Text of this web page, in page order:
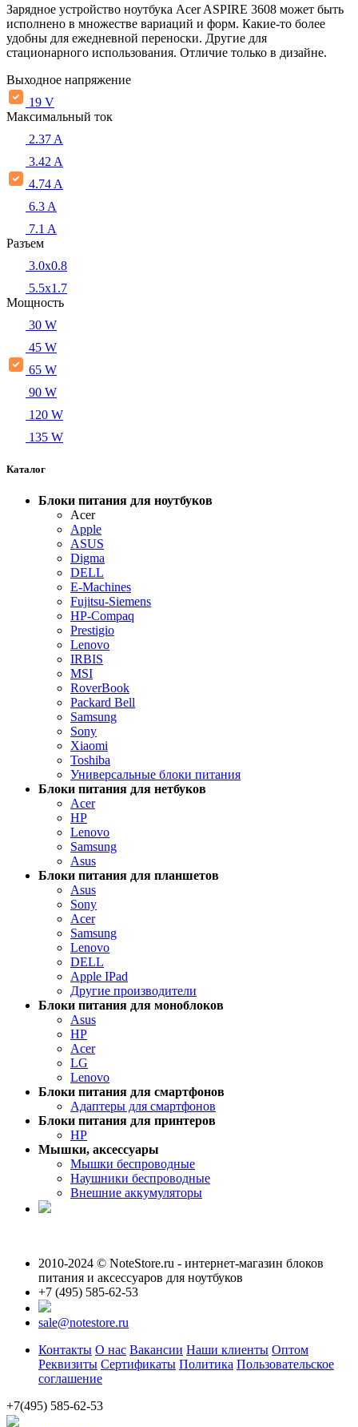
Зарядное устройство ноутбука Acer ASPIRE 3608 может быть
исполнено в множестве вариаций и форм. Какие-то более
удобны для ежедневной переноски. Другие для
стационарного использования. Отличие только в дизайне.
Выходное напряжение
19 V
Максимальный ток
2.37 A
3.42 A
4.74 A
6.3 A
7.1 A
Разъем
3.0x0.8
5.5х1.7
Мощность
30 W
45 W
65 W
90 W
120 W
135 W
Каталог
Блоки питания для ноутбуков
Acer
Apple
ASUS
Digma
DELL
E-Machines
Fujitsu-Siemens
HP-Compaq
Prestigio
Lenovo
IRBIS
MSI
RoverBook
Packard Bell
Samsung
Sony
Xiaomi
Toshiba
Универсальные блоки питания
Блоки питания для нетбуков
Acer
HP
Lenovo
Samsung
Asus
Блоки питания для планшетов
Asus
Sony
Acer
Samsung
Lenovo
DELL
Apple IPad
Другие производители
Блоки питания для моноблоков
Asus
HP
Acer
LG
Lenovo
Блоки питания для смартфонов
Адаптеры для смартфонов
Блоки питания для принтеров
HP
Мышки, аксессуары
Мышки беспроводные
Наушники беспроводные
Внешние аккумуляторы
2010-2024 © NoteStore.ru - интернет-магазин блоков
питания и аксессуаров для ноутбуков
+7 (495) 585-62-53
sale@notestore.ru
Контакты О нас Вакансии Наши клиенты Оптом
Реквизиты Сертификаты Политика Пользовательское
соглашение
+7(495) 585-62-53